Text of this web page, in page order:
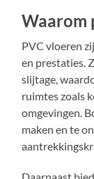
Waarom
PVC vloeren
en prestaties.
slijtage,
ruimtes zoals
omgevingen.
maken en te